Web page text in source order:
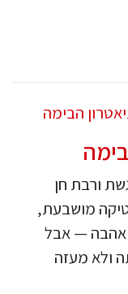
ורבת חן
מושבעת,
אהבה — אבל
ולא מעזה